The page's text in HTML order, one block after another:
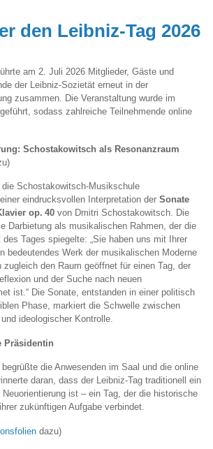
den Leibniz‑Tag 2026
am 2. Juli 2026 Mitglieder, Gäste und
der Leibniz‑Sozietät erneut in der
zusammen. Die Veranstaltung wurde im
sodass zahlreiche Teilnehmende online
Schostakowitsch als Resonanzraum
Schostakowitsch‑Musikschule
eindrucksvollen Interpretation derSonate
op. 40 von Dmitri Schostakowitsch. Die
Darbietung als musikalischen Rahmen, der die
Tages spiegelte: „Sie haben uns mit Ihrer
bedeutendes Werk der musikalischen Moderne
zugleich den Raum geöffnet für einen Tag, der
und der Suche nach neuen
ist.“ Die Sonate, entstanden in einer politisch
Phase, markiert die Schwelle zwischen
ideologischer Kontrolle.
Präsidentin
die Anwesenden im Saal und die online
daran, dass der Leibniz‑Tag traditionell ein
ist – ein Tag, der die historische
zukünftigen Aufgabe verbindet.
dazu)